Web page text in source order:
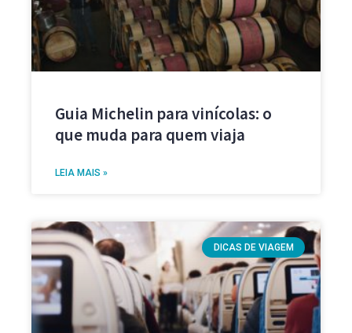
Guia Michelin para vinícolas: o
que muda para quem viaja
LEIA MAIS »
DICAS DE VIAGEM